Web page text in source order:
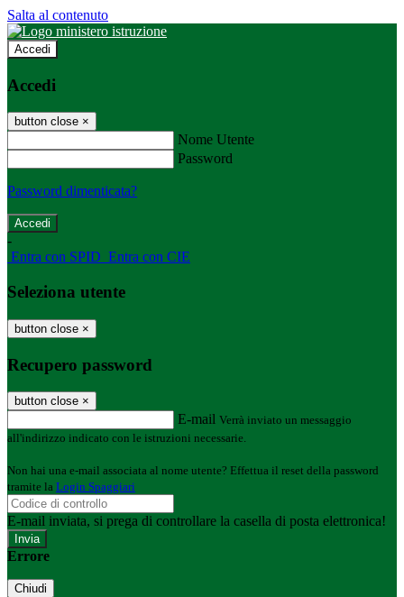
Salta al contenuto
Accedi
Accedi
button close ×
Nome Utente
Password
Password dimenticata?
-
Entra con SPID Entra con CIE
Seleziona utente
button close ×
Recupero password
button close ×
E-mail Verrà inviato un messaggio
all'indirizzo indicato con le istruzioni necessarie.
Non hai una e-mail associata al nome utente? Effettua il reset della password
tramite la Login Spaggiari
E-mail inviata, si prega di controllare la casella di posta elettronica!
Errore
Chiudi